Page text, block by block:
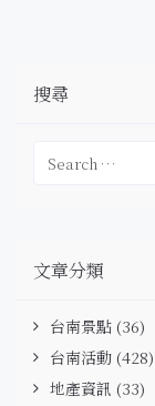
搜尋
文章分類
台南景點 (36)
台南活動 (428)
地產資訊 (33)